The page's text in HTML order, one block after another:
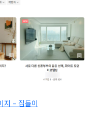
지 - 집들이